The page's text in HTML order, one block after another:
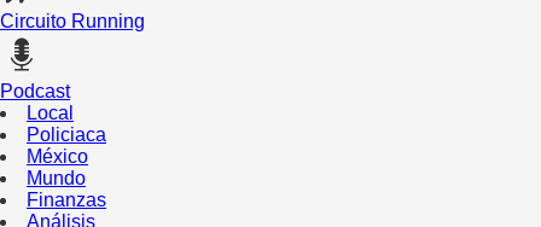
Circuito Running
Podcast
Local
Policiaca
México
Mundo
Finanzas
Análisis